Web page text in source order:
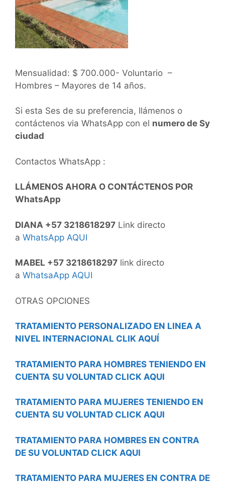
Mensualidad: $ 700.000- Voluntario –
Hombres – Mayores de 14 años.
Si esta Ses de su preferencia, llámenos o
contáctenos via WhatsApp con el numero de Sy
ciudad
Contactos WhatsApp :
LLÁMENOS AHORA O CONTÁCTENOS POR
WhatsApp
DIANA +57 3218618297 Link directo
a WhatsApp AQUI
MABEL +57 3218618297 link directo
a WhatsaApp AQUI
OTRAS OPCIONES
TRATAMIENTO PERSONALIZADO EN LINEA A
NIVEL INTERNACIONAL CLIK AQUÍ
TRATAMIENTO PARA HOMBRES TENIENDO EN
CUENTA SU VOLUNTAD CLICK AQUI
TRATAMIENTO PARA MUJERES TENIENDO EN
CUENTA SU VOLUNTAD CLICK AQUI
TRATAMIENTO PARA HOMBRES EN CONTRA
DE SU VOLUNTAD CLICK AQUI
TRATAMIENTO PARA MUJERES EN CONTRA DE